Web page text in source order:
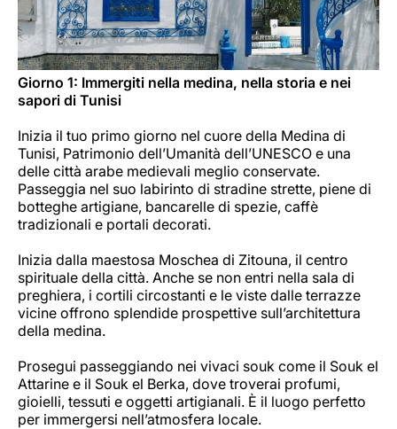
Giorno 1: Immergiti nella medina, nella storia e nei
sapori di Tunisi
Inizia il tuo primo giorno nel cuore della Medina di
Tunisi, Patrimonio dell’Umanità dell’UNESCO e una
delle città arabe medievali meglio conservate.
Passeggia nel suo labirinto di stradine strette, piene di
botteghe artigiane, bancarelle di spezie, caffè
tradizionali e portali decorati.
Inizia dalla maestosa Moschea di Zitouna, il centro
spirituale della città. Anche se non entri nella sala di
preghiera, i cortili circostanti e le viste dalle terrazze
vicine offrono splendide prospettive sull’architettura
della medina.
Prosegui passeggiando nei vivaci souk come il Souk el
Attarine e il Souk el Berka, dove troverai profumi,
gioielli, tessuti e oggetti artigianali. È il luogo perfetto
per immergersi nell’atmosfera locale.